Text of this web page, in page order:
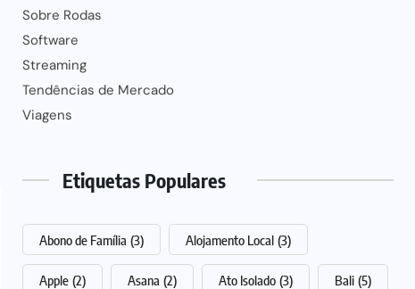
Sobre Rodas
Software
Streaming
Tendências de Mercado
Viagens
Etiquetas Populares
Abono de Família (3) Alojamento Local (3)
Apple (2) Asana (2) Ato Isolado (3) Bali (5)